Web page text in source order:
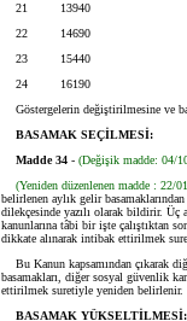
21 13940
22 14690
23 15440
24 16190
Göstergelerin değiştirilmesine ve
BASAMAK SEÇİLMESİ:
Madde 34 - (Değişik madde: 04/
(Yeniden düzenlenen madde : 22/
belirlenen aylık gelir
dilekçesinde yazılı olarak bildirir. Üç
kanunlarına tâbi bir işte çalıştıktan
dikkate alınarak intibak ettirilmek
Bu Kanun kapsamından çıkarak
basamakları, diğer sosyal güvenlik
ettirilmek suretiyle yeniden belirlenir.
BASAMAK YÜKSELTİLMESİ: